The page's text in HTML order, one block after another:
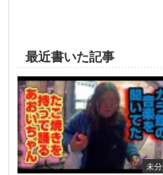
最近書いた記事
未